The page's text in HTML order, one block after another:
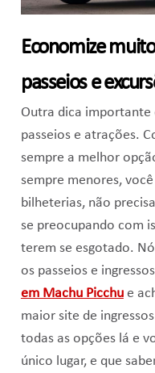
Economize
passeios e
Outra dica importante
passeios e atrações.
sempre a melhor
sempre menores,
bilheterias, não
se preocupando com
terem se esgotado.
os passeios e
em Machu Picchue
maior site de
todas as opções lá e
único lugar, e que